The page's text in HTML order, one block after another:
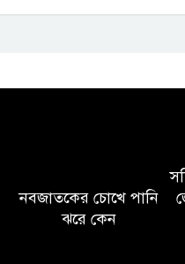
নবজাতকের চোখে পানি
ঝরে কেন